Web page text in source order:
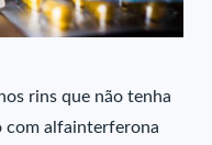
rins que não tenha
com alfainterferona